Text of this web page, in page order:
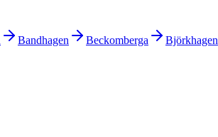
Bandhagen Beckomberga Björkhagen